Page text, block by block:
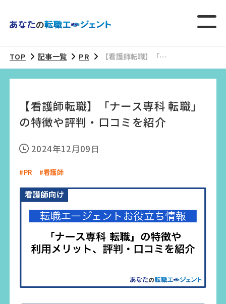
TOP 記事一覧 PR
【看護師転職】「ナ
ース専科 転職」の特
【看護師転職】「ナース専科 転職」
の特徴や評判・口コミを紹介
2024年12月09日
#PR #看護師